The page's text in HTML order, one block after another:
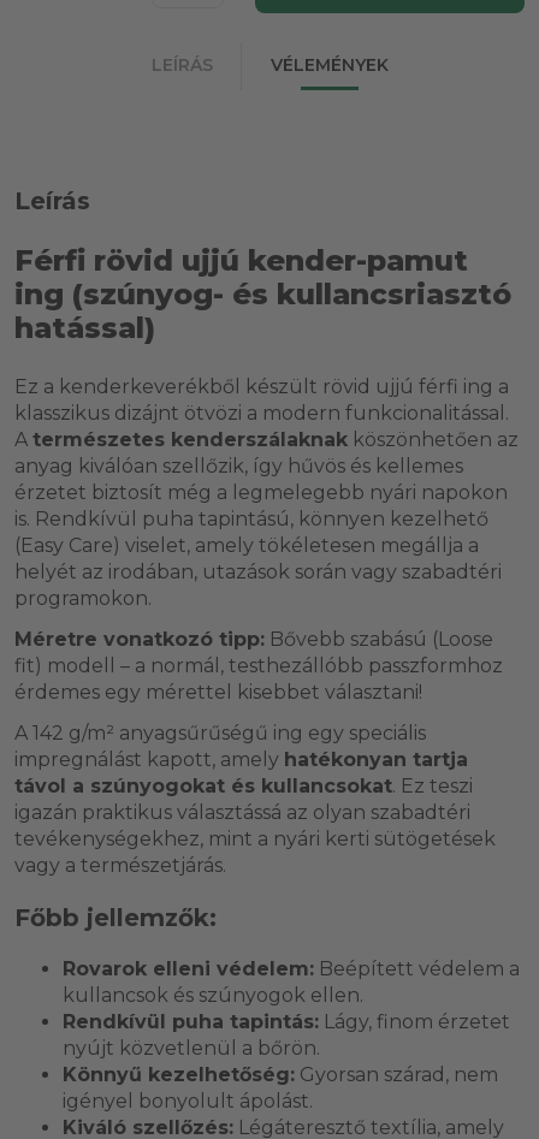
LEÍRÁS VÉLEMÉNYEK
Leírás
Férfi rövid ujjú kender-pamut
ing (szúnyog- és kullancsriasztó
hatással)
Ez a kenderkeverékből készült rövid ujjú férfi ing a
klasszikus dizájnt ötvözi a modern funkcionalitással.
A természetes kenderszálaknak köszönhetően az
anyag kiválóan szellőzik, így hűvös és kellemes
érzetet biztosít még a legmelegebb nyári napokon
is. Rendkívül puha tapintású, könnyen kezelhető
(Easy Care) viselet, amely tökéletesen megállja a
helyét az irodában, utazások során vagy szabadtéri
programokon.
Méretre vonatkozó tipp: Bővebb szabású (Loose
fit) modell – a normál, testhezállóbb passzformhoz
érdemes egy mérettel kisebbet választani!
A 142 g/m² anyagsűrűségű ing egy speciális
impregnálást kapott, amely hatékonyan tartja
távol a szúnyogokat és kullancsokat. Ez teszi
igazán praktikus választássá az olyan szabadtéri
tevékenységekhez, mint a nyári kerti sütögetések
vagy a természetjárás.
Főbb jellemzők:
Rovarok elleni védelem: Beépített védelem a
kullancsok és szúnyogok ellen.
Rendkívül puha tapintás: Lágy, finom érzetet
nyújt közvetlenül a bőrön.
Könnyű kezelhetőség: Gyorsan szárad, nem
igényel bonyolult ápolást.
Kiváló szellőzés: Légáteresztő textília, amely